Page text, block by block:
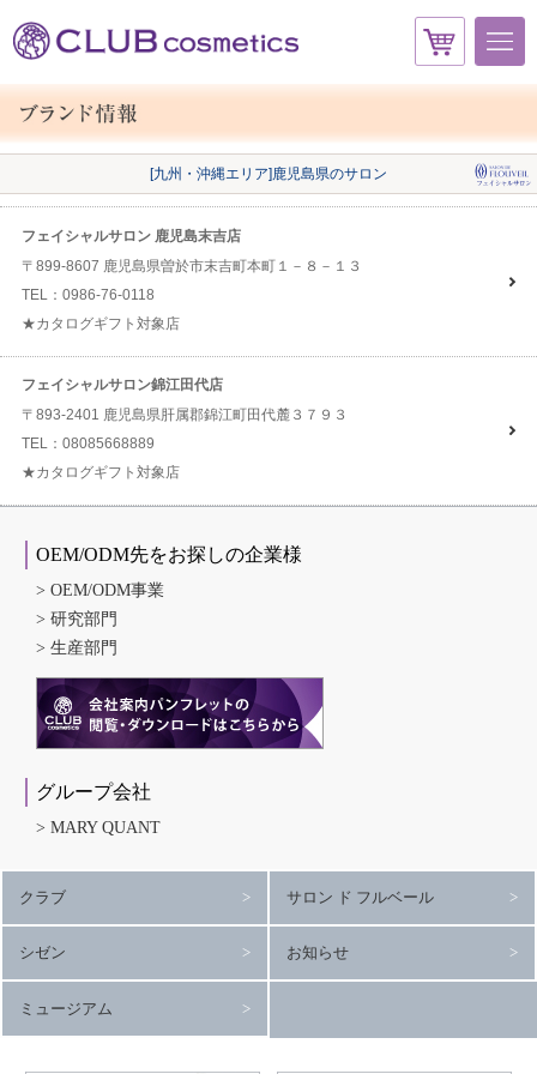
[九州・沖縄エリア]鹿児島県のサロン
フェイシャルサロン 鹿児島末吉店
〒899-8607 鹿児島県曽於市末吉町本町１－８－１３
TEL：0986-76-0118
★カタログギフト対象店
フェイシャルサロン錦江田代店
〒893-2401 鹿児島県肝属郡錦江町田代麓３７９３
TEL：08085668889
★カタログギフト対象店
OEM/ODM先をお探しの企業様
OEM/ODM事業
研究部門
生産部門
グループ会社
MARY QUANT
クラブ サロン ド フルベール
シゼン お知らせ
ミュージアム